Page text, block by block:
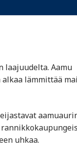
laajuudelta. Aamu
lämmittää
uhkaa.